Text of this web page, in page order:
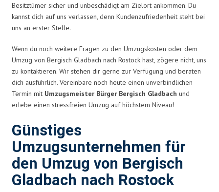
Besitztümer sicher und unbeschädigt am Zielort ankommen. Du
kannst dich auf uns verlassen, denn Kundenzufriedenheit steht bei
uns an erster Stelle.
Wenn du noch weitere Fragen zu den Umzugskosten oder dem
Umzug von Bergisch Gladbach nach Rostock hast, zögere nicht, uns
zu kontaktieren. Wir stehen dir gerne zur Verfügung und beraten
dich ausführlich. Vereinbare noch heute einen unverbindlichen
Termin mit Umzugsmeister Bürger Bergisch Gladbach und
erlebe einen stressfreien Umzug auf höchstem Niveau!
Günstiges
Umzugsunternehmen für
den Umzug von Bergisch
Gladbach nach Rostock